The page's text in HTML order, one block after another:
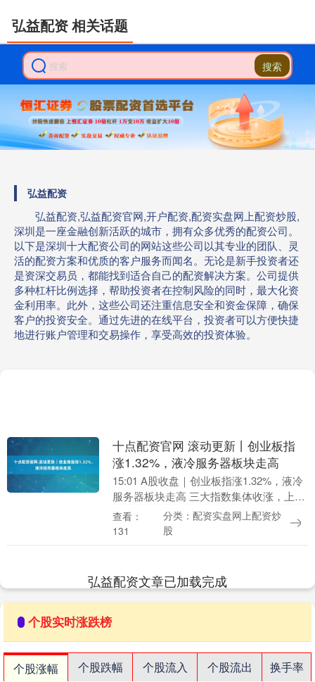
搜索
弘益配资
弘益配资,弘益配资官网,开户配资,配资实盘网上配资炒股,
深圳是一座金融创新活跃的城市，拥有众多优秀的配资公司。
以下是深圳十大配资公司的网站这些公司以其专业的团队、灵
活的配资方案和优质的客户服务而闻名。无论是新手投资者还
是资深交易员，都能找到适合自己的配资解决方案。公司提供
多种杠杆比例选择，帮助投资者在控制风险的同时，最大化资
金利用率。此外，这些公司还注重信息安全和资金保障，确保
客户的投资安全。通过先进的在线平台，投资者可以方便快捷
地进行账户管理和交易操作，享受高效的投资体验。
弘益配资 相关话题
十点配资官网 滚动更新丨创业板指
涨1.32%，液冷服务器板块走高
15:01 A股收盘｜创业板指涨1.32%，液冷
服务器板块走高 三大指数集体收涨，上证
指数报收4134.02点，涨0.05%，深成指报
收14283点，涨0.86....
查看：
131
分类：配资实盘网上配资炒
股
弘益配资文章已加载完成
个股实时涨跌榜
个股涨幅 个股跌幅 个股流入 个股流出
换手率